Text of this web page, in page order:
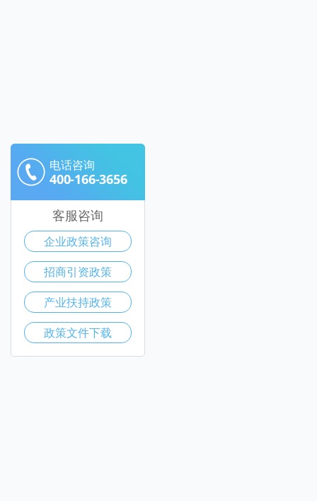
电话咨询
400-166-3656
客服咨询
企业政策咨询
招商引资政策
产业扶持政策
政策文件下载